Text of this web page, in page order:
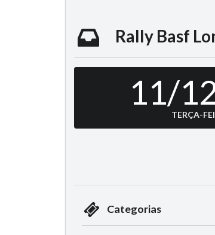
Rally Basf
11/
TERÇA-
Categorias